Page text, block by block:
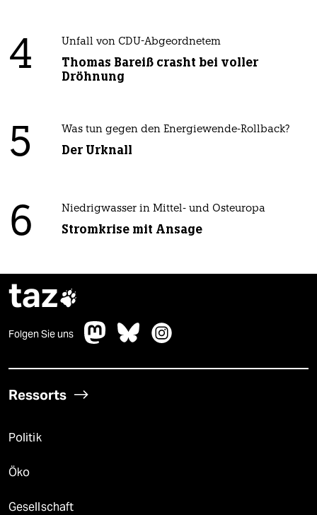
4 Unfall von CDU-Abgeordnetem
Thomas Bareiß crasht bei voller
Dröhnung
5 Was tun gegen den Energiewende-Rollback?
Der Urknall
6 Niedrigwasser in Mittel- und Osteuropa
Stromkrise mit Ansage
taz
Folgen Sie uns
Ressorts
Politik
Öko
Gesellschaft